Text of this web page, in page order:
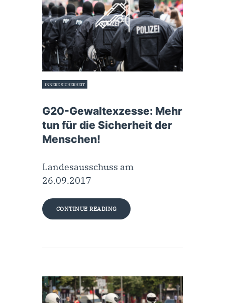
INNERE SICHERHEIT
G20-Gewaltexzesse: Mehr
tun für die Sicherheit der
Menschen!
Landesausschuss am
26.09.2017
CONTINUE READING